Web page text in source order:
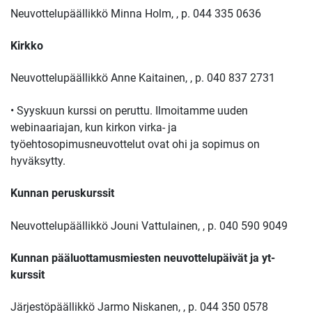
Neuvottelupäällikkö Minna Holm, , p. 044 335 0636
Kirkko
Neuvottelupäällikkö Anne Kaitainen, , p. 040 837 2731
• Syyskuun kurssi on peruttu. Ilmoitamme uuden
webinaariajan, kun kirkon virka- ja
työehtosopimusneuvottelut ovat ohi ja sopimus on
hyväksytty.
Kunnan peruskurssit
Neuvottelupäällikkö Jouni Vattulainen, , p. 040 590 9049
Kunnan pääluottamusmiesten neuvottelupäivät ja yt-
kurssit
Järjestöpäällikkö Jarmo Niskanen, , p. 044 350 0578